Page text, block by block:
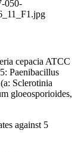
cepacia ATCC
Paenibacillus
Sclerotinia
gloeosporioides,
against 5